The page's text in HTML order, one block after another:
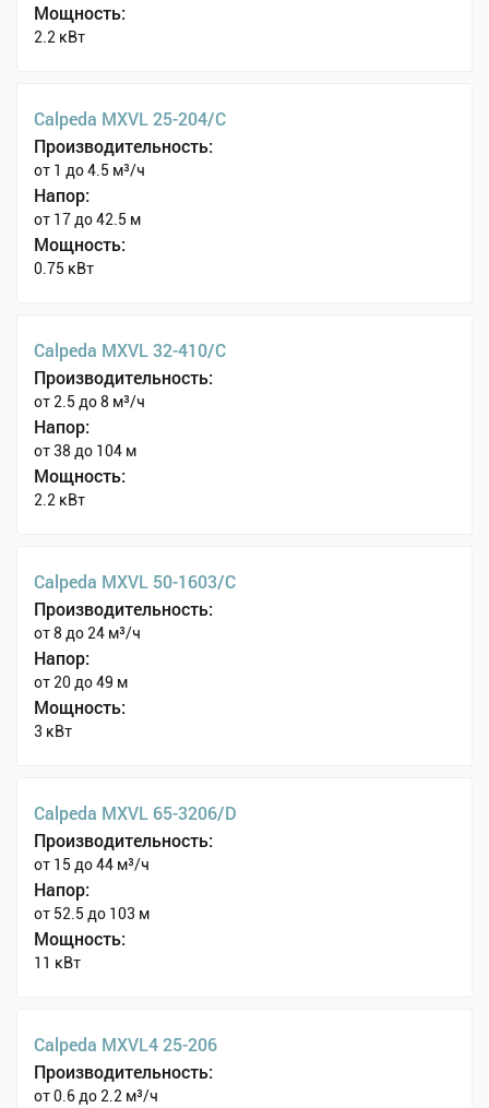
Мощность:
2.2 кВт
Calpeda MXVL 25-204/C
Производительность:
от 1 до 4.5 м³/ч
Напор:
от 17 до 42.5 м
Мощность:
0.75 кВт
Calpeda MXVL 32-410/C
Производительность:
от 2.5 до 8 м³/ч
Напор:
от 38 до 104 м
Мощность:
2.2 кВт
Calpeda MXVL 50-1603/C
Производительность:
от 8 до 24 м³/ч
Напор:
от 20 до 49 м
Мощность:
3 кВт
Calpeda MXVL 65-3206/D
Производительность:
от 15 до 44 м³/ч
Напор:
от 52.5 до 103 м
Мощность:
11 кВт
Calpeda MXVL4 25-206
Производительность:
от 0.6 до 2.2 м³/ч